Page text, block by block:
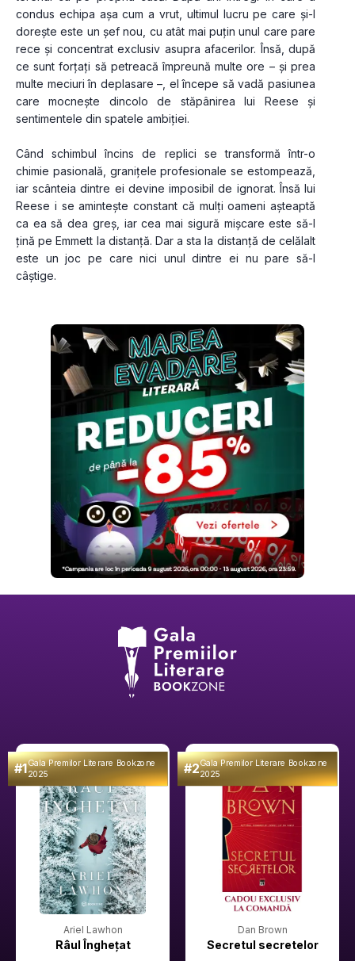
condus echipa așa cum a vrut, ultimul lucru pe care și-l
dorește este un șef nou, cu atât mai puțin unul care pare
rece și concentrat exclusiv asupra afacerilor. Însă, după
ce sunt forțați să petreacă împreună multe ore – și prea
multe meciuri în deplasare –, el începe să vadă pasiunea
care mocnește dincolo de stăpânirea lui Reese și
sentimentele din spatele ambiției.
Când schimbul încins de replici se transformă într-o
chimie pasională, granițele profesionale se estompează,
iar scânteia dintre ei devine imposibil de ignorat. Însă lui
Reese i se amintește constant că mulți oameni așteaptă
ca ea să dea greș, iar cea mai sigură mișcare este să-l
țină pe Emmett la distanță. Dar a sta la distanță de celălalt
este un joc pe care nici unul dintre ei nu pare să-l
câștige.
#1Gala Premilor Literare Bookzone
2025
Ariel Lawhon
Râul Înghețat
#2Gala Premilor Literare Bookzone
2025
Dan Brown
Secretul secretelor